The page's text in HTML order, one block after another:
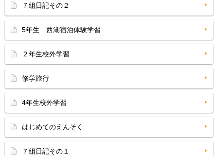
７組日記その２
5年生 西湖宿泊体験学習
２年生校外学習
修学旅行
4年生校外学習
はじめてのえんそく
７組日記その１